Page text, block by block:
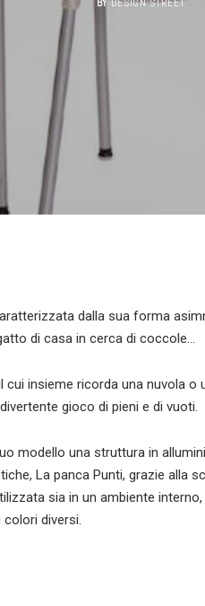
dalla sua forma
di casa in cerca di coccole…
insieme ricorda una nuvola o
gioco di pieni e di vuoti.
modello una struttura in
La panca Punti, grazie alla
sia in un ambiente interno,
diversi.